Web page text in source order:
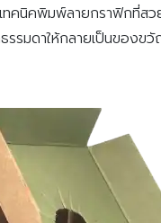
ทคนิคพิมพ์ลายกราฟิกที่ส
รรมดาให้กลายเป็นของ